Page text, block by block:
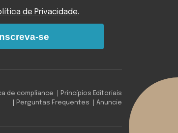
de Privacidade.
se
de compliance
Princípios Editoriais
Perguntas Frequentes
Anuncie